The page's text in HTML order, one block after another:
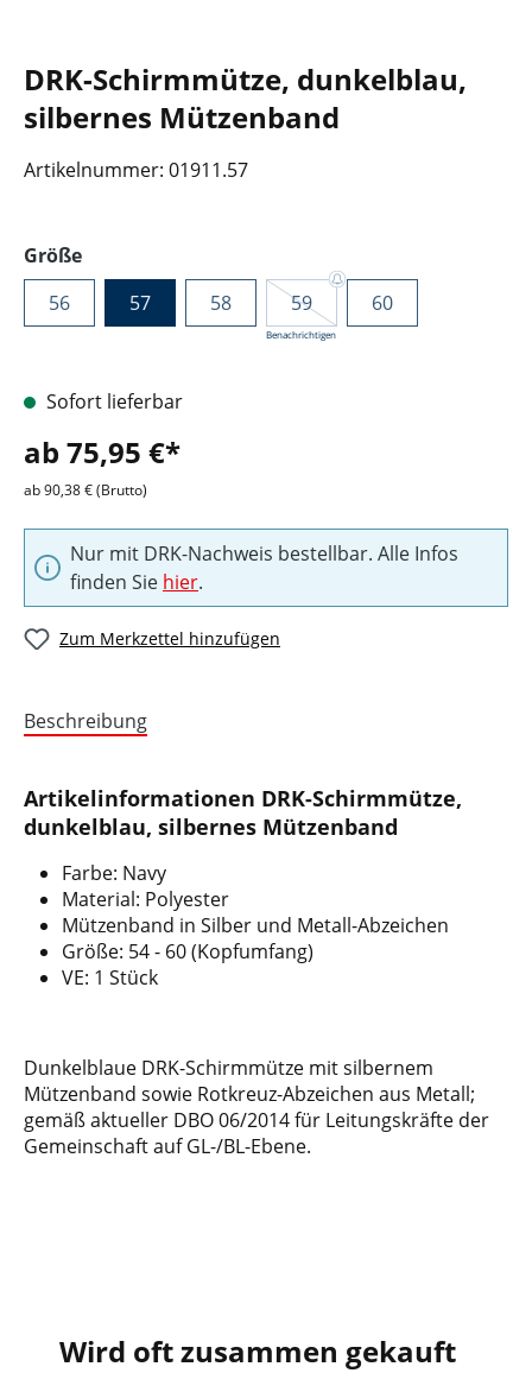
DRK-Schirmmütze, dunkelblau,
silbernes Mützenband
Artikelnummer: 01911.57
Größeauswählen
56
57 58 59
Benachrichtigen
60
Sofort lieferbar
ab 75,95 €*
ab 90,38 € (Brutto)
Nur mit DRK-Nachweis bestellbar. Alle Infos
finden Sie hier.
Zum Merkzettel hinzufügen
Beschreibung
Artikelinformationen DRK-Schirmmütze,
dunkelblau, silbernes Mützenband
Farbe: Navy
Material: Polyester
Mützenband in Silber und Metall-Abzeichen
Größe: 54 - 60 (Kopfumfang)
VE: 1 Stück
Dunkelblaue DRK-Schirmmütze mit silbernem
Mützenband sowie Rotkreuz-Abzeichen aus Metall;
gemäß aktueller DBO 06/2014 für Leitungskräfte der
Gemeinschaft auf GL-/BL-Ebene.
Wird oft zusammen gekauft